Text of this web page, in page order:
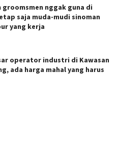
groomsmen nggak guna di
saja muda-mudi sinoman
yang kerja
operator industri di Kawasan
ada harga mahal yang harus